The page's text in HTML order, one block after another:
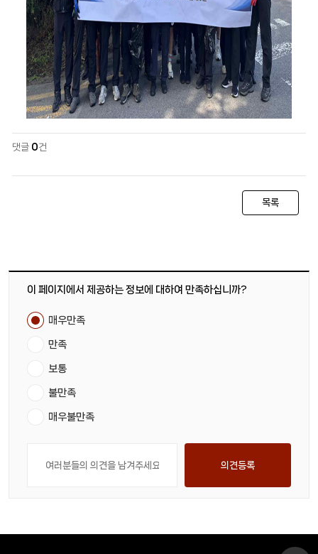
댓글 0건
목록
이 페이지에서 제공하는 정보에 대하여 만족하십니까?
매우만족
만족
보통
불만족
매우불만족
의견등록